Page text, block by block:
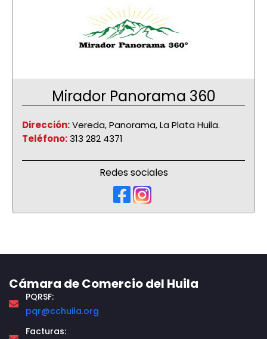
Mirador Panorama 360
Dirección:Vereda, Panorama, La Plata Huila.
Teléfono:313 282 4371
Redes sociales
Cámara de Comercio del Huila
PQRSF:
pqr@cchuila.org
Facturas: